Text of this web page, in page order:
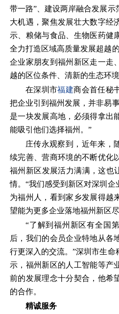
带一路”、建设两岸融合发展
大机遇，聚焦发展壮大数字经
示、粮储与食品、生物医药健
全力打造区域高质量发展超越
企业家朋友到福州新区走一走
越的区位条件、清新的生态环
在深圳市福建商会首任秘
把企业引到福州发展，并非易
是一块发展高地，必须得拿出
能吸引他们选择福州。”
庄传永观察到，近年来，
续完善、营商环境的不断优化
福州新区发展活力满满，这也
情。“我们感受到新区对深圳
为福州人，看到家乡发展得越
望能为更多企业落地福州新区
“了解到福州新区有全国
后，我们的会员企业特地从各
行更深入的交流。”深圳市生
示，福州新区的人工智能等产
前的发展理念十分契合，他希
的合作。
精诚服务